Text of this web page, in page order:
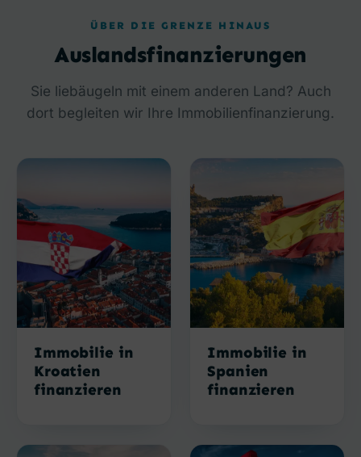
ÜBER DIE GRENZE HINAUS
Auslandsfinanzierungen
Sie liebäugeln mit einem anderen Land? Auch
dort begleiten wir Ihre Immobilienfinanzierung.
Immobilie in
Kroatien
finanzieren
Immobilie in
Spanien
finanzieren